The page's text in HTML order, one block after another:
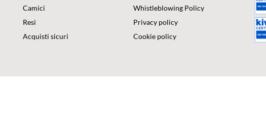
Camici
Resi
Acquisti sicuri
Whistleblowing Policy
Privacy policy
Cookie policy